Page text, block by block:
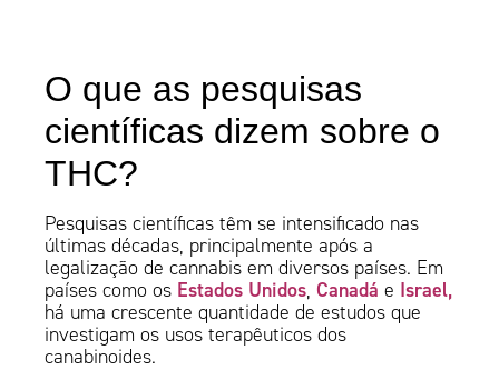
O que as pesquisas
científicas dizem sobre o
THC?
Pesquisas científicas têm se intensificado nas
últimas décadas, principalmente após a
legalização de cannabis em diversos países. Em
países como os Estados Unidos,Canadá e Israel,
há uma crescente quantidade de estudos que
investigam os usos terapêuticos dos
canabinoides.